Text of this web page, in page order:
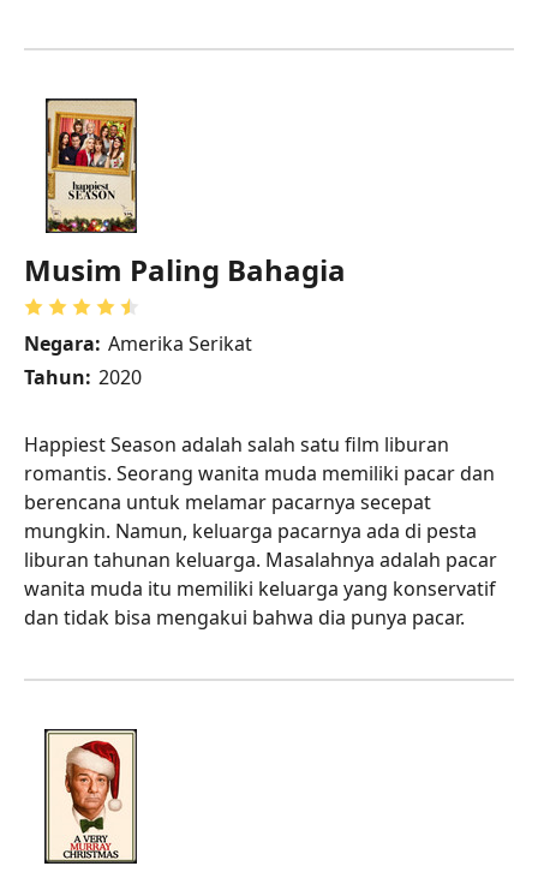
Musim Paling Bahagia
Negara: Amerika Serikat
Tahun: 2020
Happiest Season adalah salah satu film liburan
romantis. Seorang wanita muda memiliki pacar dan
berencana untuk melamar pacarnya secepat
mungkin. Namun, keluarga pacarnya ada di pesta
liburan tahunan keluarga. Masalahnya adalah pacar
wanita muda itu memiliki keluarga yang konservatif
dan tidak bisa mengakui bahwa dia punya pacar.